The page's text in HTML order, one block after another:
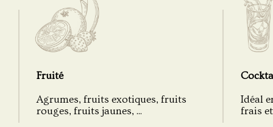
Fruité
Agrumes, fruits exotiques, fruits
rouges, fruits jaunes, ...
Idéal
frais